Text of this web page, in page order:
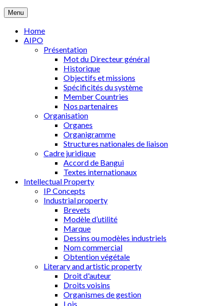
Menu
Home
AIPO
Présentation
Mot du Directeur général
Historique
Objectifs et missions
Spécificités du système
Member Countries
Nos partenaires
Organisation
Organes
Organigramme
Structures nationales de liaison
Cadre juridique
Accord de Bangui
Textes internationaux
Intellectual Property
IP Concepts
Industrial property
Brevets
Modèle d’utilité
Marque
Dessins ou modèles industriels
Nom commercial
Obtention végétale
Literary and artistic property
Droit d'auteur
Droits voisins
Organismes de gestion
Lois